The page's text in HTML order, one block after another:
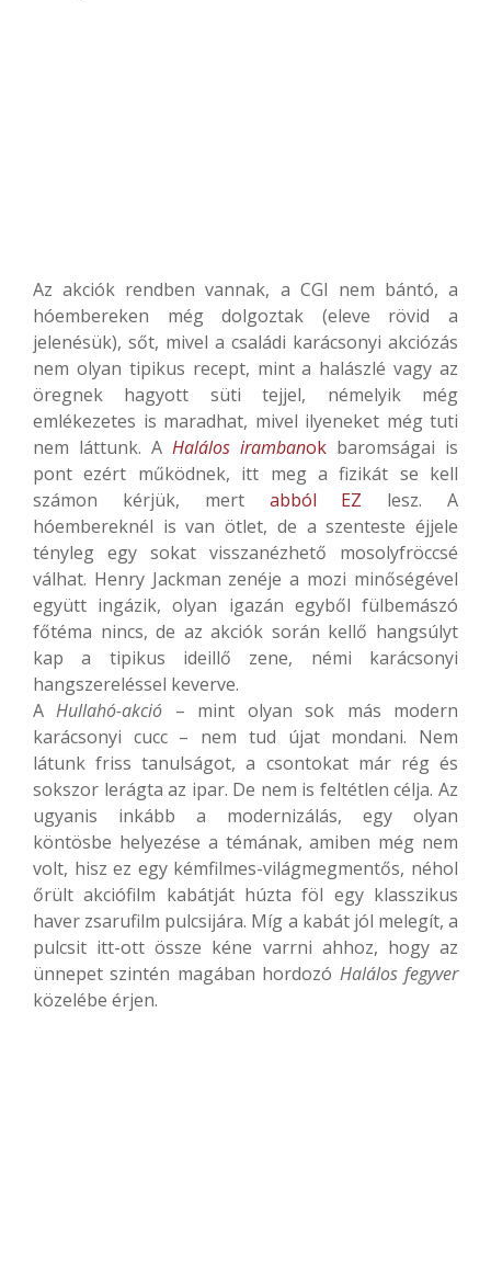
Az akciók rendben vannak, a CGI nem bántó, a
hóembereken még dolgoztak (eleve rövid a
jelenésük), sőt, mivel a családi karácsonyi akciózás
nem olyan tipikus recept, mint a halászlé vagy az
öregnek hagyott süti tejjel, némelyik még
emlékezetes is maradhat, mivel ilyeneket még tuti
nem láttunk. A Halálos irambanok baromságai is
pont ezért működnek, itt meg a fizikát se kell
számon kérjük, mert abból EZ lesz. A
hóembereknél is van ötlet, de a szenteste éjjele
tényleg egy sokat visszanézhető mosolyfröccsé
válhat. Henry Jackman zenéje a mozi minőségével
együtt ingázik, olyan igazán egyből fülbemászó
főtéma nincs, de az akciók során kellő hangsúlyt
kap a tipikus ideillő zene, némi karácsonyi
hangszereléssel keverve.
AHullahó-akció – mint olyan sok más modern
karácsonyi cucc – nem tud újat mondani. Nem
látunk friss tanulságot, a csontokat már rég és
sokszor lerágta az ipar. De nem is feltétlen célja. Az
ugyanis inkább a modernizálás, egy olyan
köntösbe helyezése a témának, amiben még nem
volt, hisz ez egy kémfilmes-világmegmentős, néhol
őrült akciófilm kabátját húzta föl egy klasszikus
haver zsarufilm pulcsijára. Míg a kabát jól melegít, a
pulcsit itt-ott össze kéne varrni ahhoz, hogy az
ünnepet szintén magában hordozó Halálos fegyver
közelébe érjen.